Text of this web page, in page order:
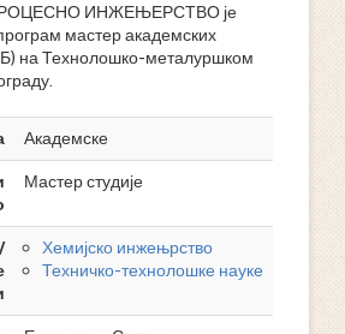
ИНЖЕЊЕРСТВО је
мастер академских
на Технолошко-металуршком
Академске
Мастер студије
Хемијско инжењрство
Техничко-технолошке науке